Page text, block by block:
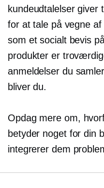
kundeudtalelser giver
for at tale på vegne
som et socialt bevis
produkter er
anmeldelser du
bliver du.
Opdag mere om,
betyder noget for din
integrerer dem